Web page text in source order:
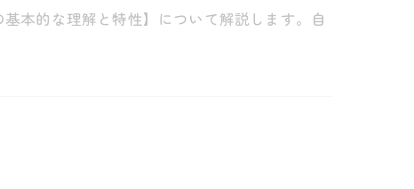
本的な理解と特性】について解説します。自